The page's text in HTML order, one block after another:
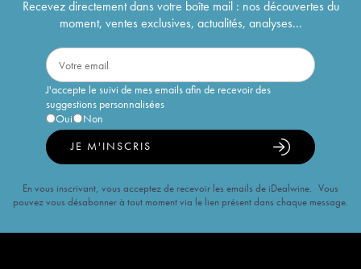
Recevez directement dans votre boîte mail : nos découvertes du
moment, ventes exclusives, actualités, analyses...
J'accepte le suivi de mes emails afin de recevoir des
suggestions personnalisées
Oui
Non
JE M'INSCRIS
En vous inscrivant, vous acceptez de recevoir les emails de iDealwine. Vous
pouvez vous désabonner à tout moment via le lien présent dans chaque message.